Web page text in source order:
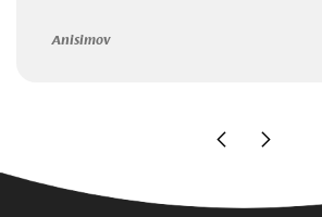
Anisimov